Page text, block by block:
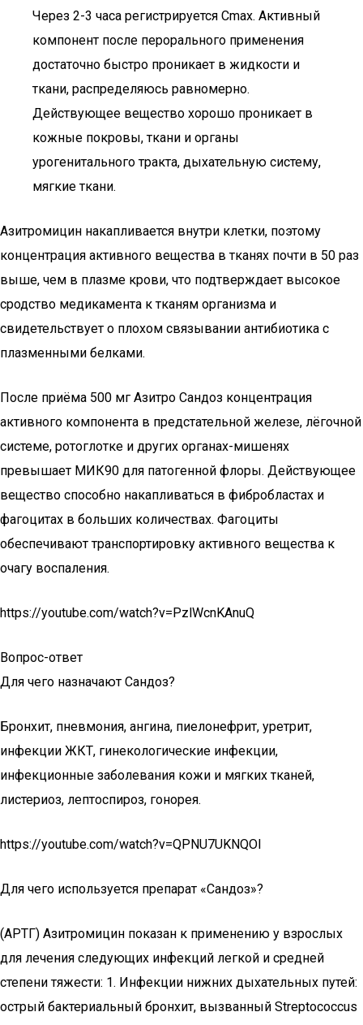
Через 2-3 часа регистрируется Cmax. Активный
компонент после перорального применения
достаточно быстро проникает в жидкости и
ткани, распределяюсь равномерно.
Действующее вещество хорошо проникает в
кожные покровы, ткани и органы
урогенитального тракта, дыхательную систему,
мягкие ткани.
Азитромицин накапливается внутри клетки, поэтому
концентрация активного вещества в тканях почти в 50 раз
выше, чем в плазме крови, что подтверждает высокое
сродство медикамента к тканям организма и
свидетельствует о плохом связывании антибиотика с
плазменными белками.
После приёма 500 мг Азитро Сандоз концентрация
активного компонента в предстательной железе, лёгочной
системе, ротоглотке и других органах-мишенях
превышает МИК90 для патогенной флоры. Действующее
вещество способно накапливаться в фибробластах и
фагоцитах в больших количествах. Фагоциты
обеспечивают транспортировку активного вещества к
очагу воспаления.
https://youtube.com/watch?v=PzlWcnKAnuQ
Вопрос-ответ
Для чего назначают Сандоз?
Бронхит, пневмония, ангина, пиелонефрит, уретрит,
инфекции ЖКТ, гинекологические инфекции,
инфекционные заболевания кожи и мягких тканей,
листериоз, лептоспироз, гонорея.
https://youtube.com/watch?v=QPNU7UKNQOI
Для чего используется препарат «Сандоз»?
(АРТГ) Азитромицин показан к применению у взрослых
для лечения следующих инфекций легкой и средней
степени тяжести: 1. Инфекции нижних дыхательных путей:
острый бактериальный бронхит, вызванный Streptococcus